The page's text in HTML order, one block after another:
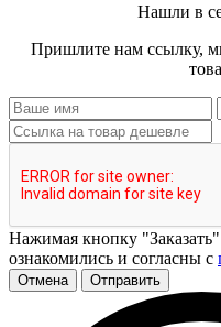
Нашли в
Пришлите нам ссылку,
Нажимая кнопку
ознакомились и согласны с
Отмена Отправить